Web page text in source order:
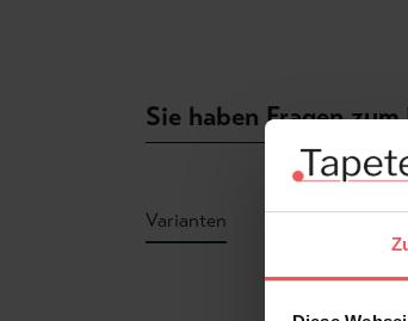
Sie haben Fragen
Varianten